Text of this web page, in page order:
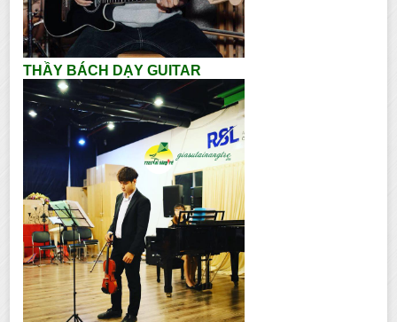
THẦY BÁCH DẠY GUITAR